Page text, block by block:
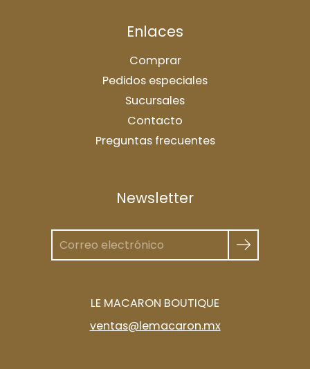
Enlaces
Comprar
Pedidos especiales
Sucursales
Contacto
Preguntas frecuentes
Newsletter
LE MACARON BOUTIQUE
ventas@lemacaron.mx